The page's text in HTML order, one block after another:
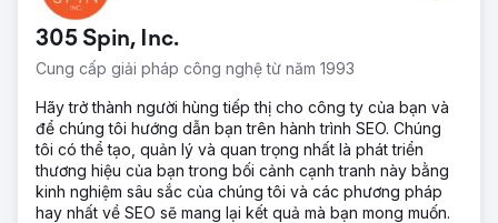
305 Spin, Inc.
Cung cấp giải pháp công nghệ từ năm 1993
Hãy trở thành người hùng tiếp thị cho công ty của bạn và
để chúng tôi hướng dẫn bạn trên hành trình SEO. Chúng
tôi có thể tạo, quản lý và quan trọng nhất là phát triển
thương hiệu của bạn trong bối cảnh cạnh tranh này bằng
kinh nghiệm sâu sắc của chúng tôi và các phương pháp
hay nhất về SEO sẽ mang lại kết quả mà bạn mong muốn.